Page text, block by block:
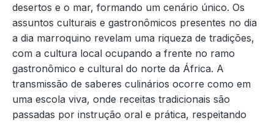
desertos e o mar, formando um cenário único. Os
assuntos culturais e gastronômicos presentes no dia
a dia marroquino revelam uma riqueza de tradições,
com a cultura local ocupando a frente no ramo
gastronômico e cultural do norte da África. A
transmissão de saberes culinários ocorre como em
uma escola viva, onde receitas tradicionais são
passadas por instrução oral e prática, respeitando